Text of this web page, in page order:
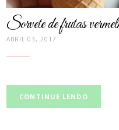
Sorvete de frutas
ABRIL 03, 2017
CONTINUE LENDO